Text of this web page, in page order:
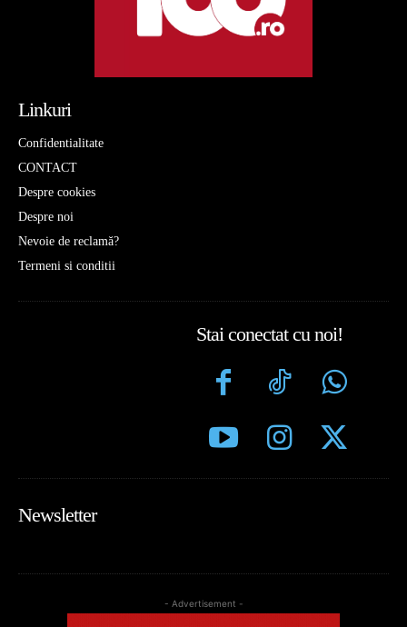
Linkuri
Confidentialitate
CONTACT
Despre cookies
Despre noi
Nevoie de reclamă?
Termeni si conditii
Stai conectat cu noi!
Newsletter
- Advertisement -